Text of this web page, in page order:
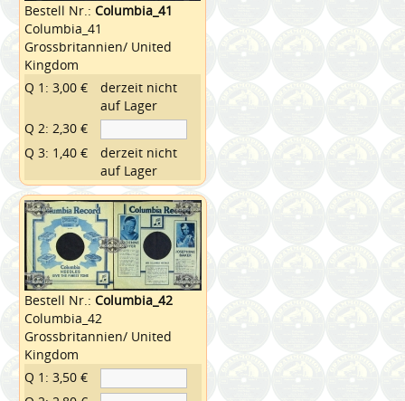
Bestell Nr.:Columbia_41
Columbia_41
Grossbritannien/ United
Kingdom
Q 1: 3,00 €
derzeit nicht
auf Lager
Q 2: 2,30 €
Q 3: 1,40 €
derzeit nicht
auf Lager
Bestell Nr.:Columbia_42
Columbia_42
Grossbritannien/ United
Kingdom
Q 1: 3,50 €